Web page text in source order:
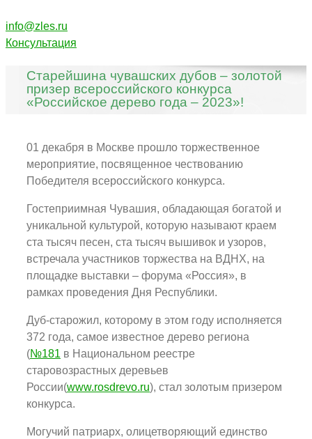
info@zles.ru
Консультация
Старейшина чувашских дубов – золотой
призер всероссийского конкурса
«Российское дерево года – 2023»!
01 декабря в Москве прошло торжественное
мероприятие, посвященное чествованию
Победителя всероссийского конкурса.
Гостеприимная Чувашия, обладающая богатой и
уникальной культурой, которую называют краем
ста тысяч песен, ста тысяч вышивок и узоров,
встречала участников торжества на ВДНХ, на
площадке выставки – форума «Россия», в
рамках проведения Дня Республики.
Дуб-старожил, которому в этом году исполняется
372 года, самое известное дерево региона
(№181 в Национальном реестре
старовозрастных деревьев
России(www.rosdrevo.ru), стал золотым призером
конкурса.
Могучий патриарх, олицетворяющий единство